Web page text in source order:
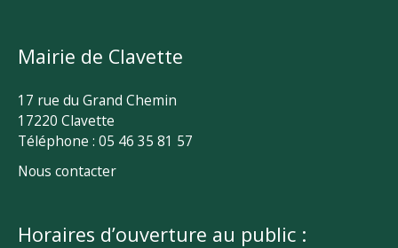
Mairie de Clavette
17 rue du Grand Chemin
17220 Clavette
Téléphone : 05 46 35 81 57
Nous contacter
Horaires d’ouverture au public :